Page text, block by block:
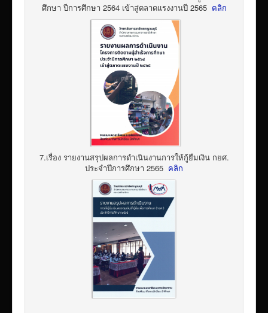
ศึกษา ปีการศึกษา 2564 เข้าสู่ตลาดแรงงานปี 2565 คลิก
7.เรื่อง รายงานสรุปผลการดำเนินงานการให้กู้ยืมเงิน กยศ.
ประจำปีการศึกษา 2565 คลิก